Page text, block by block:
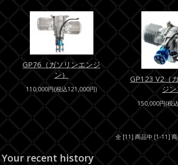
GP76（ガソリンエンジ
ン）
110,000円(税込121,000円)
GP123 V2（
ジ
150,000円(税
全 [11] 商品中 [1-11]
Your recent history